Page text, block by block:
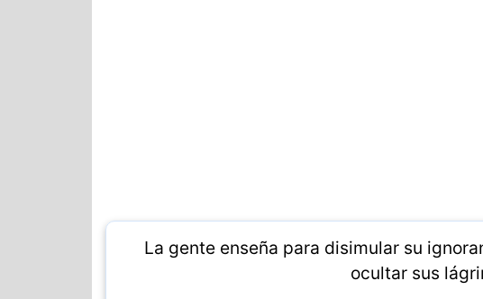
La gente enseña para disimular su
ocultar sus